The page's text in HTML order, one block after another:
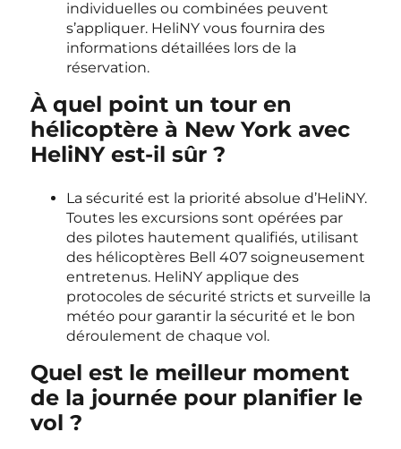
individuelles ou combinées peuvent
s’appliquer. HeliNY vous fournira des
informations détaillées lors de la
réservation.
À quel point un tour en
hélicoptère à New York avec
HeliNY est-il sûr ?
La sécurité est la priorité absolue d’HeliNY.
Toutes les excursions sont opérées par
des pilotes hautement qualifiés, utilisant
des hélicoptères Bell 407 soigneusement
entretenus. HeliNY applique des
protocoles de sécurité stricts et surveille la
météo pour garantir la sécurité et le bon
déroulement de chaque vol.
Quel est le meilleur moment
de la journée pour planifier le
vol ?